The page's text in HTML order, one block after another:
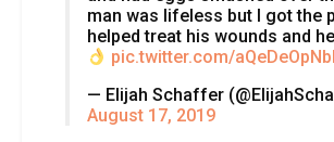
man was lifeless but I got the
helped treat his wounds and
pic.twitter.com/
— Elijah Schaffer
August 17, 2019